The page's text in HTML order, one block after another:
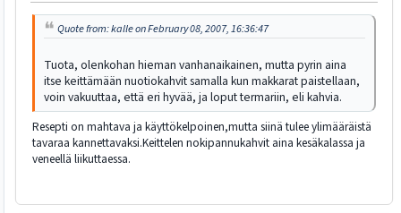
Quote from: kalle on February 08, 2007, 16:36:47
Tuota, olenkohan hieman vanhanaikainen, mutta pyrin aina
itse keittämään nuotiokahvit samalla kun makkarat paistellaan,
voin vakuuttaa, että eri hyvää, ja loput termariin, eli kahvia.
Resepti on mahtava ja käyttökelpoinen,mutta siinä tulee ylimääräistä
tavaraa kannettavaksi.Keittelen nokipannukahvit aina kesäkalassa ja
veneellä liikuttaessa.